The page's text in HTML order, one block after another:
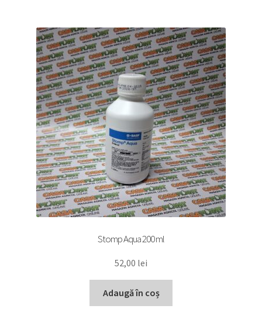
Stomp Aqua 200 ml
52,00 lei
Adaugă în coș